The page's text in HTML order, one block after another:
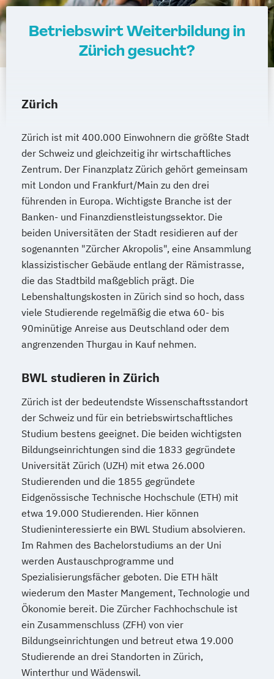
Betriebswirt Weiterbildung in
Zürich gesucht?
Zürich
Zürich ist mit 400.000 Einwohnern die größte Stadt
der Schweiz und gleichzeitig ihr wirtschaftliches
Zentrum. Der Finanzplatz Zürich gehört gemeinsam
mit London und Frankfurt/Main zu den drei
führenden in Europa. Wichtigste Branche ist der
Banken- und Finanzdienstleistungssektor. Die
beiden Universitäten der Stadt residieren auf der
sogenannten "Zürcher Akropolis", eine Ansammlung
klassizistischer Gebäude entlang der Rämistrasse,
die das Stadtbild maßgeblich prägt. Die
Lebenshaltungskosten in Zürich sind so hoch, dass
viele Studierende regelmäßig die etwa 60- bis
90minütige Anreise aus Deutschland oder dem
angrenzenden Thurgau in Kauf nehmen.
BWL studieren in Zürich
Zürich ist der bedeutendste Wissenschaftsstandort
der Schweiz und für ein betriebswirtschaftliches
Studium bestens geeignet. Die beiden wichtigsten
Bildungseinrichtungen sind die 1833 gegründete
Universität Zürich (UZH) mit etwa 26.000
Studierenden und die 1855 gegründete
Eidgenössische Technische Hochschule (ETH) mit
etwa 19.000 Studierenden. Hier können
Studieninteressierte ein BWL Studium absolvieren.
Im Rahmen des Bachelorstudiums an der Uni
werden Austauschprogramme und
Spezialisierungsfächer geboten. Die ETH hält
wiederum den Master Mangement, Technologie und
Ökonomie bereit. Die Zürcher Fachhochschule ist
ein Zusammenschluss (ZFH) von vier
Bildungseinrichtungen und betreut etwa 19.000
Studierende an drei Standorten in Zürich,
Winterthur und Wädenswil.